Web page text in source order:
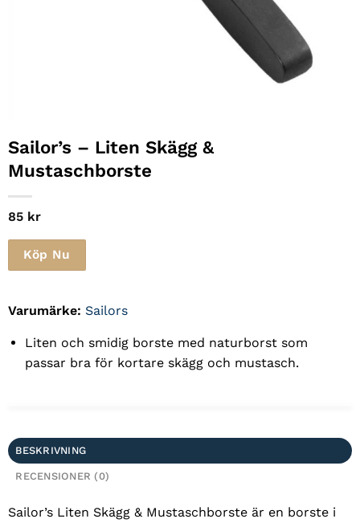
Sailor’s – Liten Skägg &
Mustaschborste
85 kr
Köp Nu
Varumärke: Sailors
Liten och smidig borste med naturborst som
passar bra för kortare skägg och mustasch.
BESKRIVNING
RECENSIONER (0)
Sailor’s Liten Skägg & Mustaschborste är en borste i